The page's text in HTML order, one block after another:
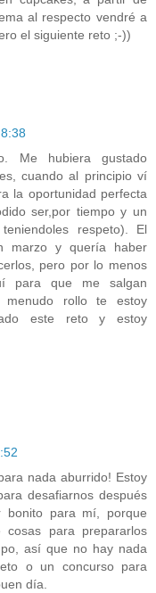
al respecto vendré a
el siguiente reto ;-))
Me hubiera gustado
cuando al principio ví
la oportunidad perfecta
ser,por tiempo y un
respeto). El
marzo y quería haber
pero por lo menos
para que me salgan
menudo rollo te estoy
este reto y estoy
nada aburrido! Estoy
desafiarnos después
bonito para mí, porque
para prepararlos
así que no hay nada
o un concurso para
día.